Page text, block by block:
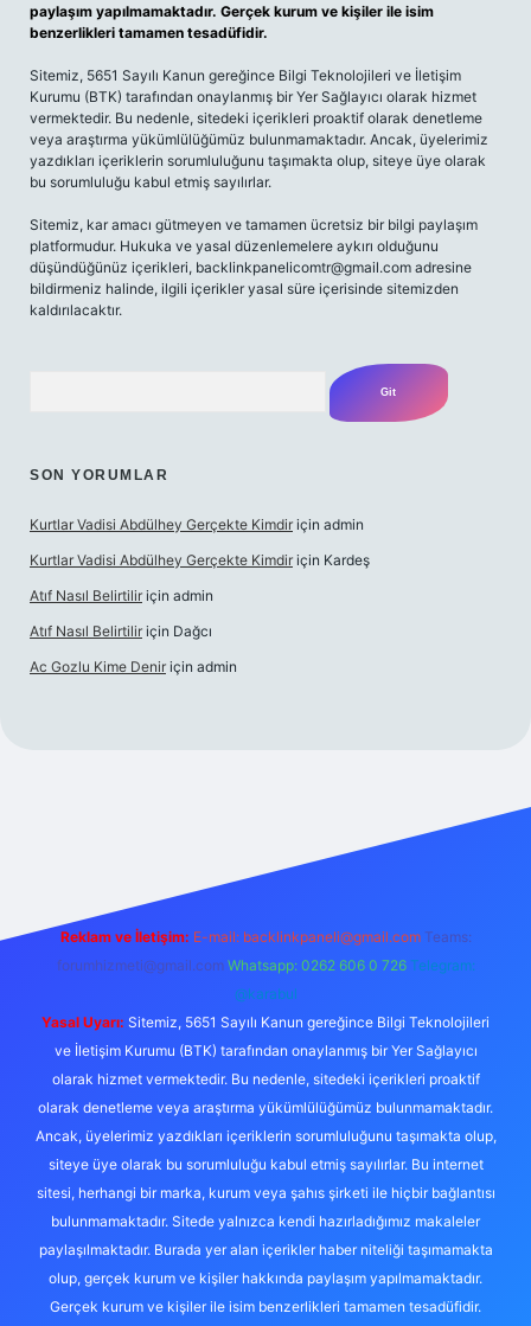
paylaşım yapılmamaktadır. Gerçek kurum ve kişiler ile isim
benzerlikleri tamamen tesadüfidir.
Sitemiz, 5651 Sayılı Kanun gereğince Bilgi Teknolojileri ve İletişim
Kurumu (BTK) tarafından onaylanmış bir Yer Sağlayıcı olarak hizmet
vermektedir. Bu nedenle, sitedeki içerikleri proaktif olarak denetleme
veya araştırma yükümlülüğümüz bulunmamaktadır. Ancak, üyelerimiz
yazdıkları içeriklerin sorumluluğunu taşımakta olup, siteye üye olarak
bu sorumluluğu kabul etmiş sayılırlar.
Sitemiz, kar amacı gütmeyen ve tamamen ücretsiz bir bilgi paylaşım
platformudur. Hukuka ve yasal düzenlemelere aykırı olduğunu
düşündüğünüz içerikleri, backlinkpanelicomtr@gmail.com adresine
bildirmeniz halinde, ilgili içerikler yasal süre içerisinde sitemizden
kaldırılacaktır.
SON YORUMLAR
Kurtlar Vadisi Abdülhey Gerçekte Kimdir için admin
Kurtlar Vadisi Abdülhey Gerçekte Kimdir için Kardeş
Atıf Nasıl Belirtilir için admin
Atıf Nasıl Belirtilir için Dağcı
Ac Gozlu Kime Denir için admin
Reklam ve İletişim: E-mail: backlinkpaneli@gmail.com Teams:
forumhizmeti@gmail.com Whatsapp: 0262 606 0 726 Telegram:
@karabul
Yasal Uyarı: Sitemiz, 5651 Sayılı Kanun gereğince Bilgi Teknolojileri
ve İletişim Kurumu (BTK) tarafından onaylanmış bir Yer Sağlayıcı
olarak hizmet vermektedir. Bu nedenle, sitedeki içerikleri proaktif
olarak denetleme veya araştırma yükümlülüğümüz bulunmamaktadır.
Ancak, üyelerimiz yazdıkları içeriklerin sorumluluğunu taşımakta olup,
siteye üye olarak bu sorumluluğu kabul etmiş sayılırlar. Bu internet
sitesi, herhangi bir marka, kurum veya şahıs şirketi ile hiçbir bağlantısı
bulunmamaktadır. Sitede yalnızca kendi hazırladığımız makaleler
paylaşılmaktadır. Burada yer alan içerikler haber niteliği taşımamakta
olup, gerçek kurum ve kişiler hakkında paylaşım yapılmamaktadır.
Gerçek kurum ve kişiler ile isim benzerlikleri tamamen tesadüfidir.